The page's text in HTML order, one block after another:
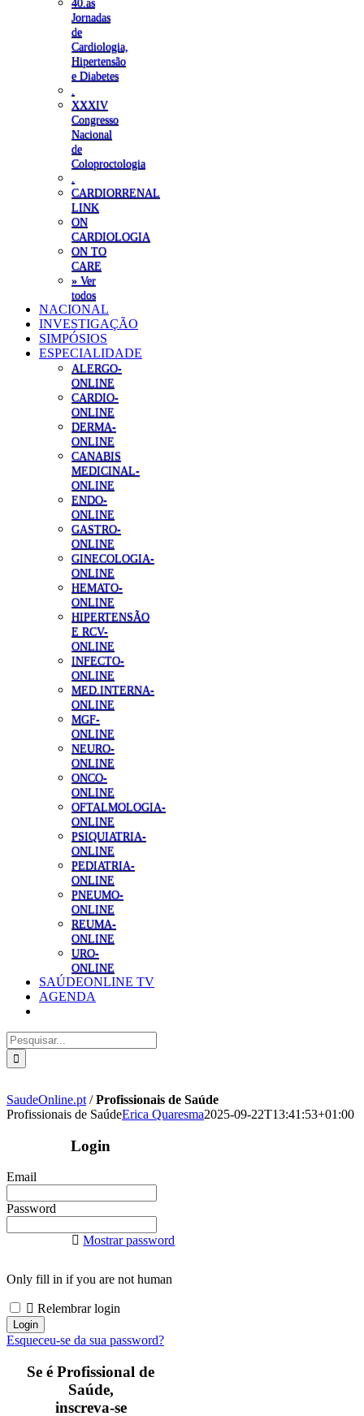
Jornadas
de
Cardiologia,
Hipertensão
e Diabetes
XXXIV
Congresso
Nacional
de
Coloproctologia
CARDIORRENAL
LINK
ON
CARDIOLOGIA
ON TO
CARE
» Ver
todos
NACIONAL
INVESTIGAÇÃO
SIMPÓSIOS
ESPECIALIDADE
ALERGO-
ONLINE
CARDIO-
ONLINE
DERMA-
ONLINE
CANABIS
MEDICINAL-
ONLINE
ENDO-
ONLINE
GASTRO-
ONLINE
GINECOLOGIA-
ONLINE
HEMATO-
ONLINE
HIPERTENSÃO
E RCV-
ONLINE
INFECTO-
ONLINE
MED.INTERNA-
ONLINE
MGF-
ONLINE
NEURO-
ONLINE
ONCO-
ONLINE
OFTALMOLOGIA-
ONLINE
PSIQUIATRIA-
ONLINE
PEDIATRIA-
ONLINE
PNEUMO-
ONLINE
REUMA-
ONLINE
URO-
ONLINE
SAÚDEONLINE TV
AGENDA
Pesquisar
SaudeOnline.pt /Profissionais de Saúde
Profissionais de SaúdeErica Quaresma2025-09-22T13:41:53+01:00
Login
Email
Password
Mostrar password
Only fill in if you are not human
Relembrar login
Esqueceu-se da sua password?
Se é Profissional de
Saúde,
inscreva-se